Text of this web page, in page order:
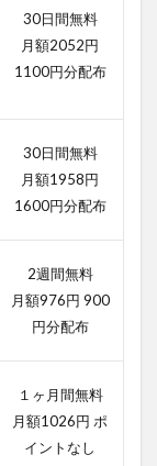
30日間無料
月額2052円
1100円分配布
30日間無料
月額1958円
1600円分配布
2週間無料
月額976円 900
円分配布
１ヶ月間無料
月額1026円 ポ
イントなし